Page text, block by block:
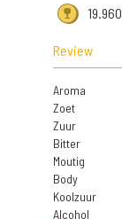
19.960
Review
Aroma
Zoet
Zuur
Bitter
Moutig
Body
Koolzuur
Alcohol